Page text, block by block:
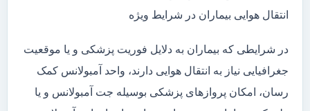
انتقال هوایی بیماران در شرایط ویژه
در شرایطی که بیماران به دلایل فوریت پزشکی و یا موقعیت
جغرافیایی نیاز به انتقال هوایی دارند، واحد آمبولانس کمک
رسان، امکان پروازهای پزشکی بوسیله جت آمبولانس و یا